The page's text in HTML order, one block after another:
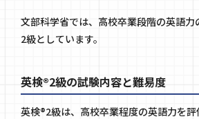
文部科学省では、高校卒業段階の英語力
2級としています。
英検®2級の試験内容と難易度
英検®2級は、高校卒業程度の英語力を